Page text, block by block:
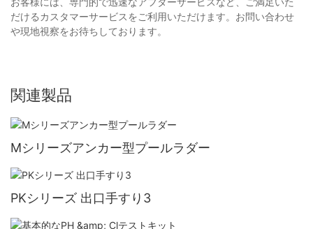
だけるカスタマーサービスをご利用いただけます。お問い合わせ
や現地視察をお待ちしております。
関連製品
Mシリーズアンカー型プールラダー
PKシリーズ 出口手すり3